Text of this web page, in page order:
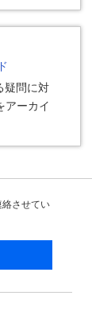
疑問に対
アーカイ
させてい